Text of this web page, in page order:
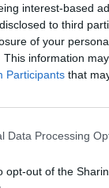
interest-based
to third
of your
This information
Participants that
Data Processing
opt-out of the
ΔΙΑΦΗΜΙΣΗ